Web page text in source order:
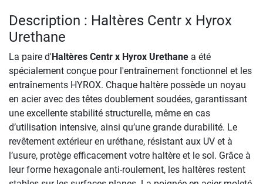
Description : Haltères Centr x Hyrox
Urethane
La paire d' Haltères Centr x Hyrox Urethane a été
spécialement conçue pour l'entraînement fonctionnel et les
entraînements HYROX. Chaque haltère possède un noyau
en acier avec des têtes doublement soudées, garantissant
une excellente stabilité structurelle, même en cas
d’utilisation intensive, ainsi qu’une grande durabilité. Le
revêtement extérieur en uréthane, résistant aux UV et à
l’usure, protège efficacement votre haltère et le sol. Grâce à
leur forme hexagonale anti-roulement, les haltères restent